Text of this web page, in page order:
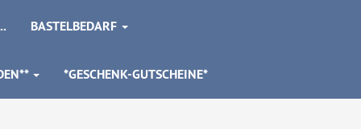
BASTELBEDARF
*GESCHENK-GUTSCHEINE*